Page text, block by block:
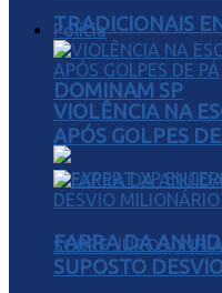
TRADICIONAIS
DOMINAM SP
Polícia
VIOLÊNCIA NA
APÓS GOLPES
FARRA DA
SUPOSTO